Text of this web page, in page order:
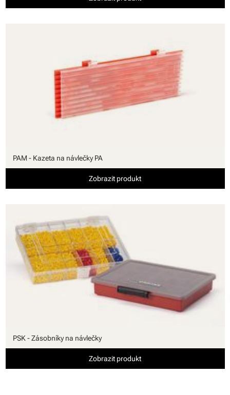
PAM - Kazeta na návlečky PA
Zobrazit produkt
PSK - Zásobníky na návlečky
Zobrazit produkt